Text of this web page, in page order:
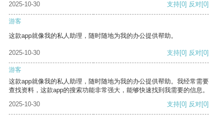
2025-10-30
支持[0] 反对[0]
游客
这款app就像我的私人助理，随时随地为我的办公提供帮助。
2025-10-30 支持[0] 反对[0]
游客
这款app就像我的私人助理，随时随地为我的办公提供帮助。我经常需要
查找资料，这款app的搜索功能非常强大，能够快速找到我需要的信息。
2025-10-30
支持[0] 反对[0]